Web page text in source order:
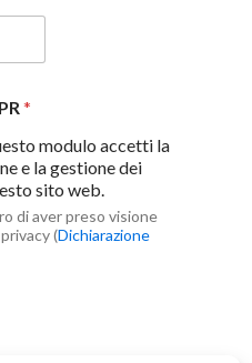
*
modulo accetti la
e la gestione dei
sito web.
di aver preso visione
(Dichiarazione